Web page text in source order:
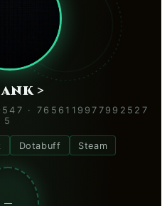
>
· 7656119977992527
5
Dotabuff Steam
—